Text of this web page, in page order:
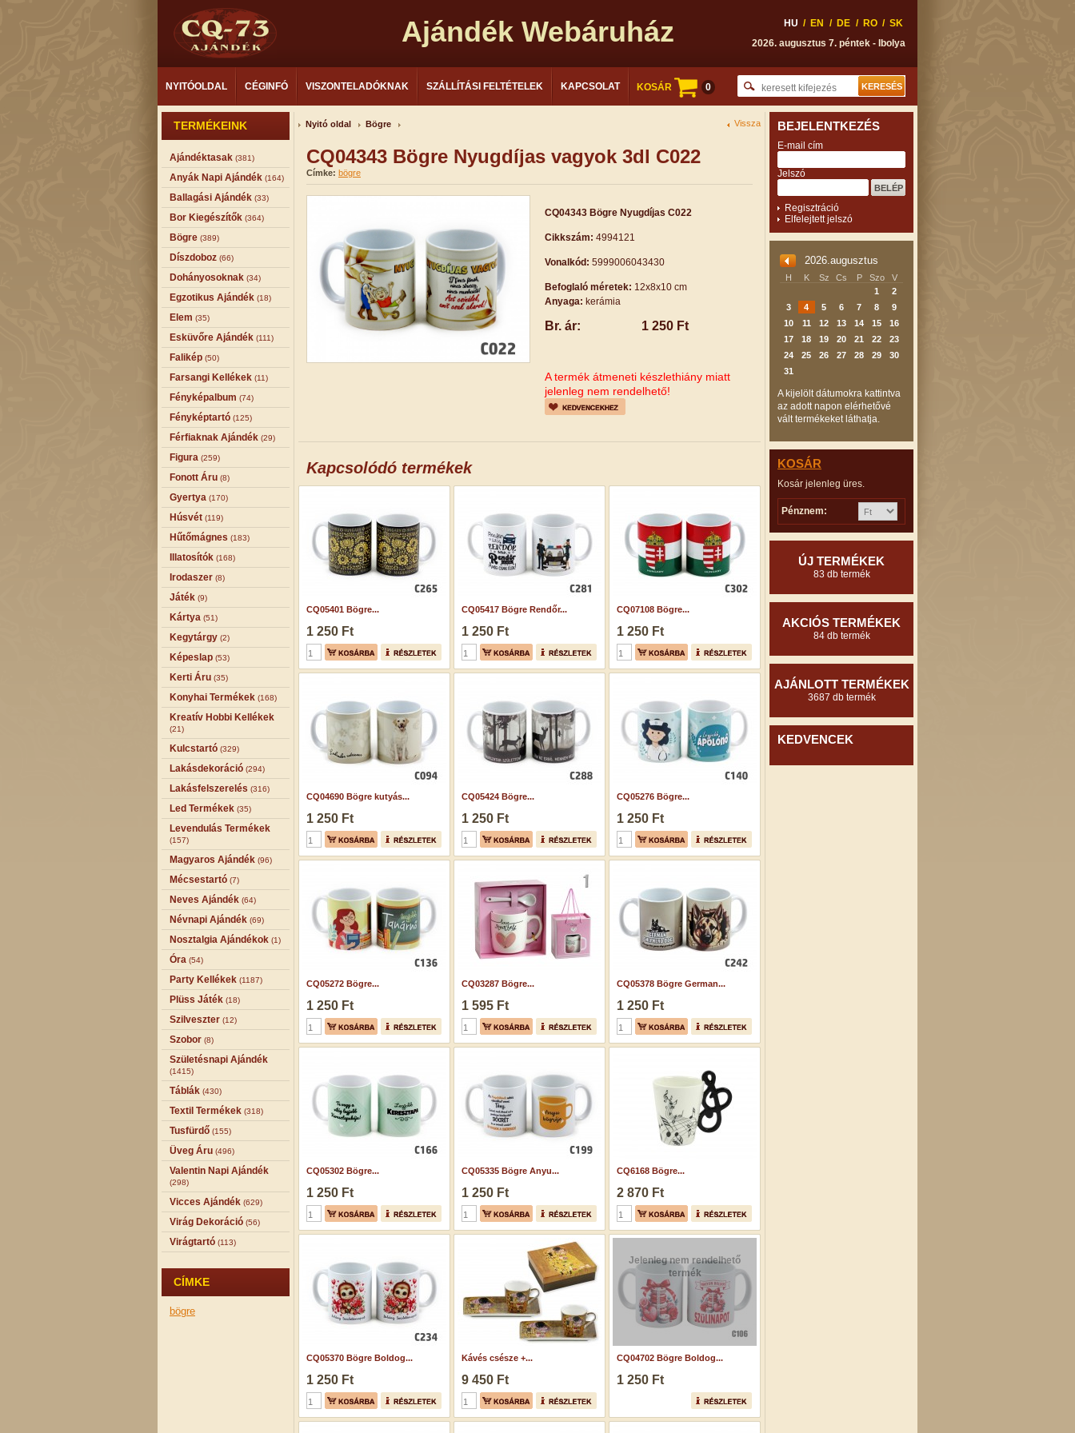
Ajándék Webáruház HU / EN / DE / RO / SK
2026. augusztus 7. péntek - Ibolya
NYITÓOLDAL CÉGINFÓ VISZONTELADÓKNAK SZÁLLÍTÁSI FELTÉTELEK KAPCSOLAT KOSÁR 0
TERMÉKEINK
Ajándéktasak (381)
Anyák Napi Ajándék (164)
Ballagási Ajándék (33)
Bor Kiegészítők (364)
Bögre (389)
Díszdoboz (66)
Dohányosoknak (34)
Egzotikus Ajándék (18)
Elem (35)
Esküvőre Ajándék (111)
Falikép (50)
Farsangi Kellékek (11)
Fényképalbum (74)
Fényképtartó (125)
Férfiaknak Ajándék (29)
Figura (259)
Fonott Áru (8)
Gyertya (170)
Húsvét (119)
Hűtőmágnes (183)
Illatosítók (168)
Irodaszer (8)
Játék (9)
Kártya (51)
Kegytárgy (2)
Képeslap (53)
Kerti Áru (35)
Konyhai Termékek (168)
Kreatív Hobbi Kellékek
(21)
Kulcstartó (329)
Lakásdekoráció (294)
Lakásfelszerelés (316)
Led Termékek (35)
Levendulás Termékek
(157)
Magyaros Ajándék (96)
Mécsestartó (7)
Neves Ajándék (64)
Névnapi Ajándék (69)
Nosztalgia Ajándékok (1)
Óra (54)
Party Kellékek (1187)
Plüss Játék (18)
Szilveszter (12)
Szobor (8)
Születésnapi Ajándék
(1415)
Táblák (430)
Textil Termékek (318)
Tusfürdő (155)
Üveg Áru (496)
Valentin Napi Ajándék
(298)
Vicces Ajándék (629)
Virág Dekoráció (56)
Virágtartó (113)
CÍMKE
bögre
Nyitó oldal Bögre Vissza
CQ04343 Bögre Nyugdíjas vagyok 3dl C022
Címke: bögre
CQ04343 Bögre Nyugdíjas C022
Cikkszám: 4994121
Vonalkód: 5999006043430
Befoglaló méretek: 12x8x10 cm
Anyaga: kerámia
Br. ár: 1 250 Ft
A termék átmeneti készlethiány miatt
jelenleg nem rendelhető!
Kapcsolódó termékek
CQ05401 Bögre...
1 250 Ft
CQ05417 Bögre Rendőr...
1 250 Ft
CQ07108 Bögre...
1 250 Ft
CQ04690 Bögre kutyás...
1 250 Ft
CQ05424 Bögre...
1 250 Ft
CQ05276 Bögre...
1 250 Ft
CQ05272 Bögre...
1 250 Ft
CQ03287 Bögre...
1 595 Ft
CQ05378 Bögre German...
1 250 Ft
CQ05302 Bögre...
1 250 Ft
CQ05335 Bögre Anyu...
1 250 Ft
CQ6168 Bögre...
2 870 Ft
CQ05370 Bögre Boldog...
1 250 Ft
Kávés csésze +...
9 450 Ft
Jelenleg nem rendelhető
termék
CQ04702 Bögre Boldog...
1 250 Ft
BEJELENTKEZÉS
E-mail cím
Jelszó
Regisztráció
Elfelejtett jelszó
2026.augusztus
H K Sz Cs P Szo
V
1
2
3
4 5 6 7 8
9
10
11 12 13 14 15
16
17
18 19 20 21 22
23
24
25 26 27 28 29
30
31
A kijelölt dátumokra kattintva
az adott napon elérhetővé
vált termékeket láthatja.
KOSÁR
Kosár jelenleg üres.
Pénznem:
ÚJ TERMÉKEK
83 db termék
AKCIÓS TERMÉKEK
84 db termék
AJÁNLOTT TERMÉKEK
3687 db termék
KEDVENCEK